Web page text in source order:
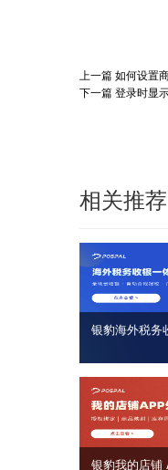
上一篇如何设置
下一篇登录时显
相关推荐
银豹海外税务
银豹我的店铺